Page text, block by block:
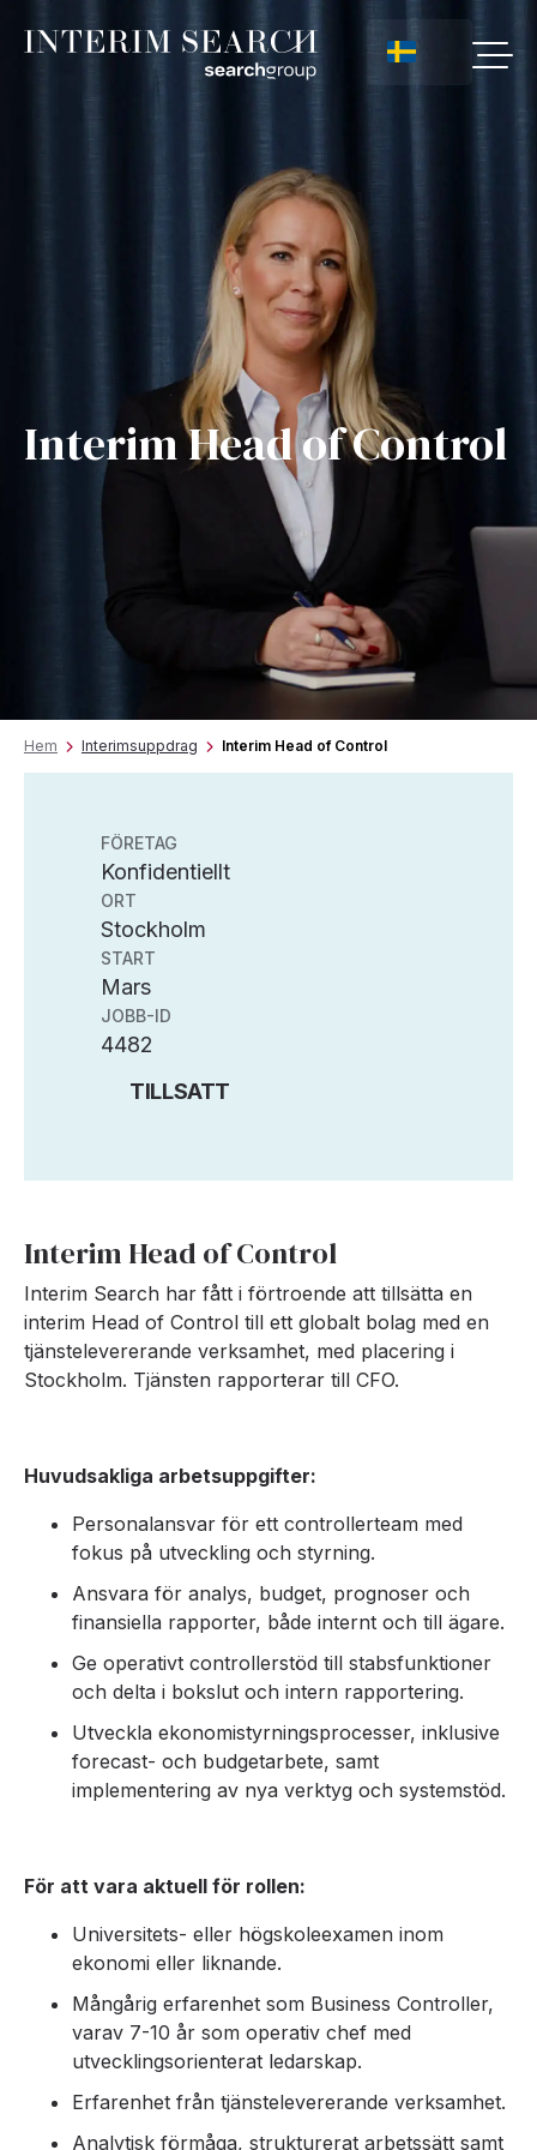
Interim Head of Control
Hem Interimsuppdrag Interim Head of Control
FÖRETAG
Konfidentiellt
ORT
Stockholm
START
Mars
JOBB-ID
4482
TILLSATT
Interim Head of Control
Interim Search har fått i förtroende att tillsätta en
interim Head of Control till ett globalt bolag med en
tjänstelevererande verksamhet, med placering i
Stockholm. Tjänsten rapporterar till CFO.
Huvudsakliga arbetsuppgifter:
Personalansvar för ett controllerteam med
fokus på utveckling och styrning.
Ansvara för analys, budget, prognoser och
finansiella rapporter, både internt och till ägare.
Ge operativt controllerstöd till stabsfunktioner
och delta i bokslut och intern rapportering.
Utveckla ekonomistyrningsprocesser, inklusive
forecast- och budgetarbete, samt
implementering av nya verktyg och systemstöd.
För att vara aktuell för rollen:
Universitets- eller högskoleexamen inom
ekonomi eller liknande.
Mångårig erfarenhet som Business Controller,
varav 7-10 år som operativ chef med
utvecklingsorienterat ledarskap.
Erfarenhet från tjänstelevererande verksamhet.
Analytisk förmåga, strukturerat arbetssätt samt